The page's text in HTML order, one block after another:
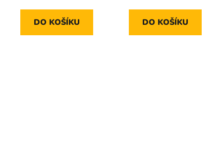
5,0
z
DO KOŠÍKU
5,0
z
DO KOŠÍKU